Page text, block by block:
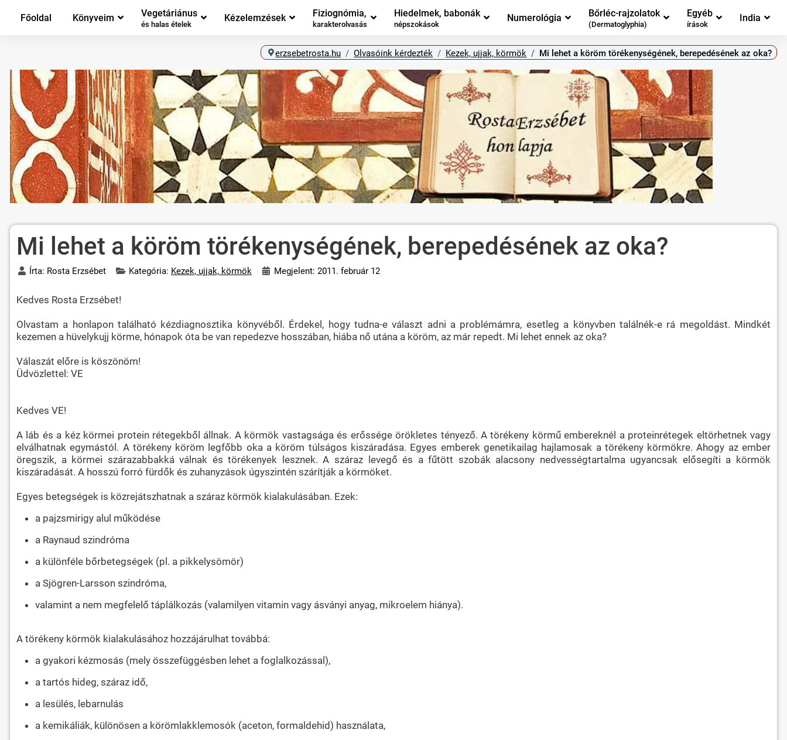
Főoldal Könyveim Vegetáriánus
és halas ételek
Kézelemzések Fiziognómia,
karakterolvasás
Hiedelmek, babonák
népszokások
Numerológia Bőrléc-rajzolatok
(Dermatoglyphia)
Egyéb
írások
India
erzsebetrosta.hu Olvasóink kérdezték Kezek, ujjak, körmök Mi lehet a köröm törékenységének, berepedésének az oka?
Mi lehet a köröm törékenységének, berepedésének az oka?
Írta: Rosta Erzsébet Kategória: Kezek, ujjak, körmök Megjelent: 2011. február 12
Kedves Rosta Erzsébet!
Olvastam a honlapon található kézdiagnosztika könyvéből. Érdekel, hogy tudna-e választ adni a problémámra, esetleg a könyvben találnék-e rá megoldást. Mindkét
kezemen a hüvelykujj körme, hónapok óta be van repedezve hosszában, hiába nő utána a köröm, az már repedt. Mi lehet ennek az oka?
Válaszát előre is köszönöm!
Üdvözlettel: VE
Kedves VE!
A láb és a kéz körmei protein rétegekből állnak. A körmök vastagsága és erőssége örökletes tényező. A törékeny körmű embereknél a proteinrétegek eltörhetnek vagy
elválhatnak egymástól. A törékeny köröm legfőbb oka a köröm túlságos kiszáradása. Egyes emberek genetikailag hajlamosak a törékeny körmökre. Ahogy az ember
öregszik, a körmei szárazabbakká válnak és törékenyek lesznek. A száraz levegő és a fűtött szobák alacsony nedvességtartalma ugyancsak elősegíti a körmök
kiszáradását. A hosszú forró fürdők és zuhanyzások úgyszintén szárítják a körmöket.
Egyes betegségek is közrejátszhatnak a száraz körmök kialakulásában. Ezek:
a pajzsmirigy alul működése
a Raynaud szindróma
a különféle bőrbetegségek (pl. a pikkelysömör)
a Sjögren-Larsson szindróma,
valamint a nem megfelelő táplálkozás (valamilyen vitamin vagy ásványi anyag, mikroelem hiánya).
A törékeny körmök kialakulásához hozzájárulhat továbbá:
a gyakori kézmosás (mely összefüggésben lehet a foglalkozással),
a tartós hideg, száraz idő,
a lesülés, lebarnulás
a kemikáliák, különösen a körömlakklemosók (aceton, formaldehid) használata,